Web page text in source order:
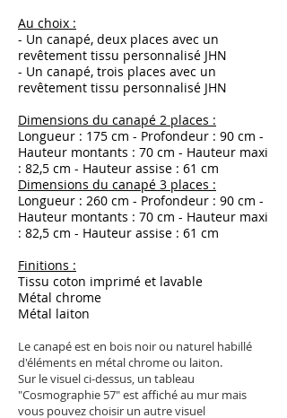
Au choix :
- Un canapé, deux places avec un
revêtement tissu personnalisé JHN
- Un canapé, trois places avec un
revêtement tissu personnalisé JHN
Dimensions du canapé 2 places :
Longueur : 175 cm - Profondeur : 90 cm -
Hauteur montants : 70 cm - Hauteur maxi
: 82,5 cm - Hauteur assise : 61 cm
Dimensions du canapé 3 places :
Longueur : 260 cm - Profondeur : 90 cm -
Hauteur montants : 70 cm - Hauteur maxi
: 82,5 cm - Hauteur assise : 61 cm
Finitions :
Tissu coton imprimé et lavable
Métal chrome
Métal laiton
Le canapé est en bois noir ou naturel habillé
d'éléments en métal chrome ou laiton.
Sur le visuel ci-dessus, un tableau
"Cosmographie 57" est affiché au mur mais
vous pouvez choisir un autre visuel